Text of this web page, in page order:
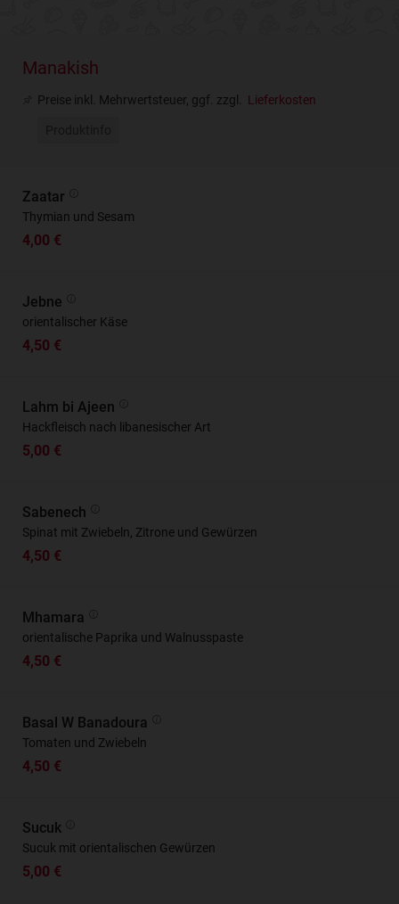
Manakish
Preise inkl. Mehrwertsteuer, ggf. zzgl. Lieferkosten
Zaatar
Thymian und Sesam
4,00 €
Jebne
orientalischer Käse
4,50 €
Lahm bi Ajeen
Hackfleisch nach libanesischer Art
5,00 €
Sabenech
Spinat mit Zwiebeln, Zitrone und Gewürzen
4,50 €
Mhamara
orientalische Paprika und Walnusspaste
4,50 €
Basal W Banadoura
Tomaten und Zwiebeln
4,50 €
Sucuk
Sucuk mit orientalischen Gewürzen
5,00 €